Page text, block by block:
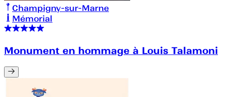
Champigny-sur-Marne
Mémorial
Monument en hommage à Louis Talamoni